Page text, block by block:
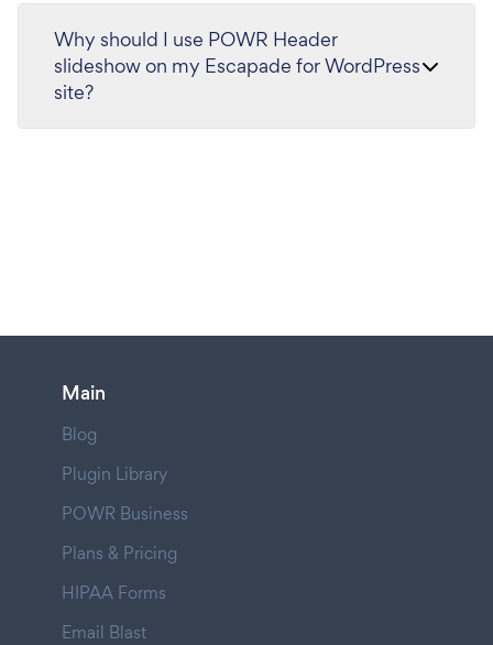
Why should I use POWR Header
slideshow on my Escapade for WordPress
site?
Main
Blog
Plugin Library
POWR Business
Plans & Pricing
HIPAA Forms
Email Blast